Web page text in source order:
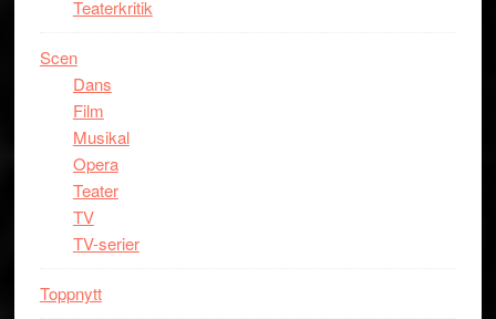
Teaterkritik
Scen
Dans
Film
Musikal
Opera
Teater
TV
TV-serier
Toppnytt